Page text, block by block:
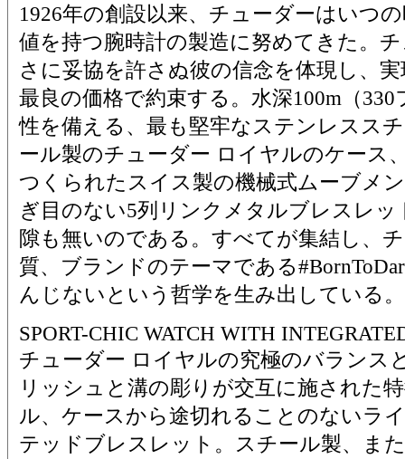
1926年の創設以来、チューダーはいつ
値を持つ腕時計の製造に努めてきた。
さに妥協を許さぬ彼の信念を体現し、
最良の価格で約束する。水深100m（
性を備える、最も堅牢なステンレスス
ール製のチューダー ロイヤルのケース
つくられたスイス製の機械式ムーブメ
ぎ目のない5列リンクメタルブレスレ
隙も無いのである。すべてが集結し、
質、ブランドのテーマである
んじないという哲学を生み出している。
SPORT-CHIC WATCH WITH
チューダー ロイヤルの究極のバランス
リッシュと溝の彫りが交互に施された
ル、ケースから途切れることのないラ
テッドブレスレット。スチール製、ま